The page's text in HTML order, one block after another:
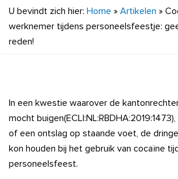
U bevindt zich hier: Home » Artikelen »
werknemer tijdens personeelsfeestje:
reden!
In een kwestie waarover de
mocht
of een ontslag op staande voet, de
kon houden bij het gebruik van cocaïne
personeelsfeest.